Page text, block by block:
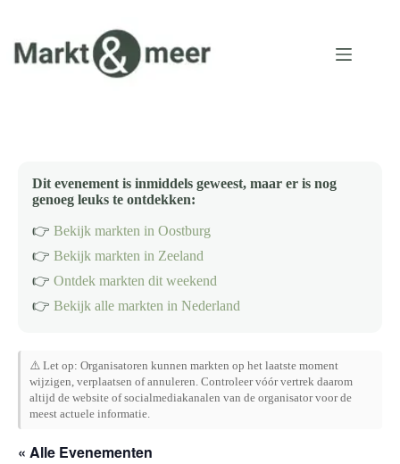
inhoud
Dit evenement is inmiddels geweest, maar er is nog
genoeg leuks te ontdekken:
👉 Bekijk markten in Oostburg
👉 Bekijk markten in Zeeland
👉 Ontdek markten dit weekend
👉 Bekijk alle markten in Nederland
⚠️ Let op: Organisatoren kunnen markten op het laatste moment
wijzigen, verplaatsen of annuleren. Controleer vóór vertrek daarom
altijd de website of socialmediakanalen van de organisator voor de
meest actuele informatie.
« Alle Evenementen